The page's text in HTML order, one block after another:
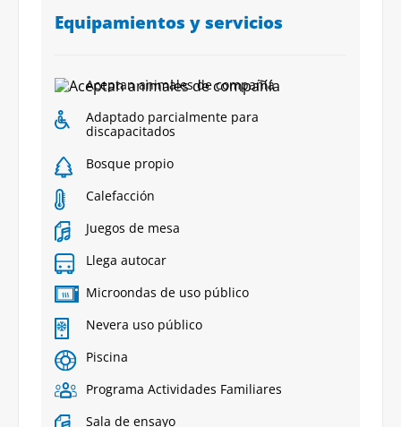
Equipamientos y servicios
Aceptan animales de compañía
Adaptado parcialmente para
discapacitados
Bosque propio
Calefacción
Juegos de mesa
Llega autocar
Microondas de uso público
Nevera uso público
Piscina
Programa Actividades Familiares
Sala de ensayo